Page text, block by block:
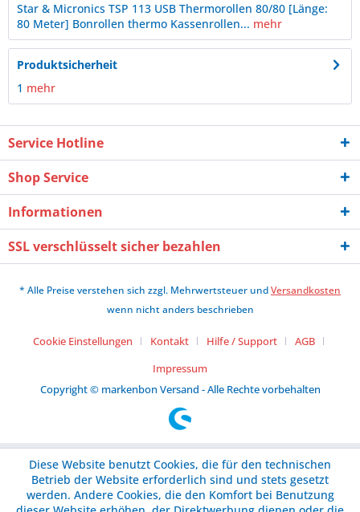
Star & Micronics TSP 113 USB Thermorollen 80/80 [Länge:
80 Meter] Bonrollen thermo Kassenrollen... mehr
Produktsicherheit
1 mehr
Service Hotline
Shop Service
Informationen
SSL verschlüsselt sicher bezahlen
* Alle Preise verstehen sich zzgl. Mehrwertsteuer undVersandkosten
wenn nicht anders beschrieben
Cookie Einstellungen Kontakt Hilfe / Support
AGB
Impressum
Copyright © markenbon Versand - Alle Rechte vorbehalten
Diese Website benutzt Cookies, die für den technischen
Betrieb der Website erforderlich sind und stets gesetzt
werden. Andere Cookies, die den Komfort bei Benutzung